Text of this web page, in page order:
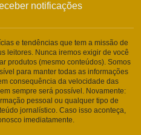
notificações
e tendências que tem a missão de
leitores. Nunca iremos exigir de você
produtos (mesmo conteúdos). Somos
para manter todas as informações
consequência da velocidade das
sempre será possível. Novamente:
pessoal ou qualquer tipo de
jornalístico. Caso isso aconteça,
imediatamente.